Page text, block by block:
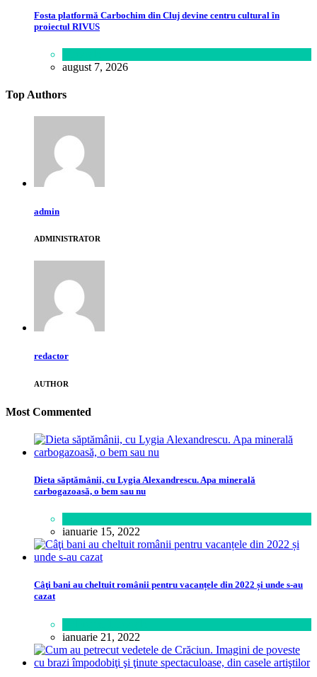
Fosta platformă Carbochim din Cluj devine centru cultural în
proiectul RIVUS
august 7, 2026
Top Authors
admin
ADMINISTRATOR
redactor
AUTHOR
Most Commented
Dieta săptămânii, cu Lygia Alexandrescu. Apa minerală
carbogazoasă, o bem sau nu
ianuarie 15, 2022
Câţi bani au cheltuit românii pentru vacanțele din 2022 și unde s-au
cazat
ianuarie 21, 2022